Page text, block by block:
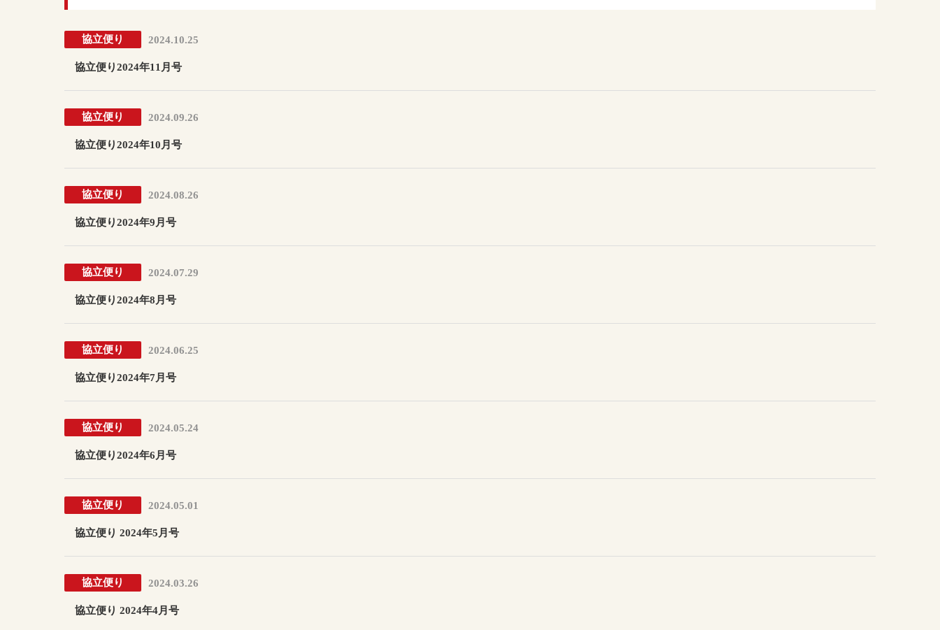
協立便り 2024.10.25
協立便り2024年11月号
協立便り 2024.09.26
協立便り2024年10月号
協立便り 2024.08.26
協立便り2024年9月号
協立便り 2024.07.29
協立便り2024年8月号
協立便り 2024.06.25
協立便り2024年7月号
協立便り 2024.05.24
協立便り2024年6月号
協立便り 2024.05.01
協立便り 2024年5月号
協立便り 2024.03.26
協立便り 2024年4月号